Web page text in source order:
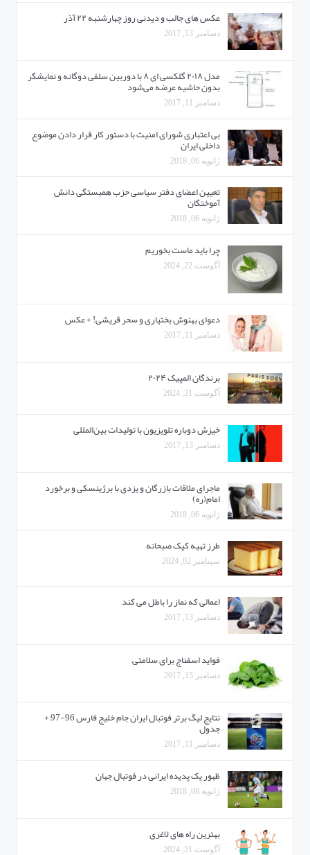
عکس های جالب و دیدنی روز چهارشنبه ۲۲ آذر
دسامبر 13, 2017
مدل ۲۰۱۸ گلکسی ای ۸ با دوربین سلفی دوگانه و نمایشگر
بدون حاشیه عرضه می‌شود
دسامبر 11, 2017
بی اعتباری شورای امنیت با دستور کار قرار دادن موضوع
داخلی ایران
ژانویه 06, 2018
تعیین اعضای دفتر سیاسی حزب همبستگی دانش
آموختگان
ژانویه 06, 2018
چرا باید ماست بخوریم
آگوست 22, 2024
دعوای بهنوش بختیاری و سحر قریشی! + عکس
دسامبر 11, 2017
برندگان المپیک ۲۰۲۴
آگوست 21, 2024
خیزش دوباره تلویزیون با تولیدات بین‌المللی
دسامبر 13, 2017
ماجرای ملاقات بازرگان و یزدی با برژینسکی و برخورد
امام(ره)
ژانویه 06, 2018
طرز تهیه کیک صبحانه
سپتامبر 02, 2024
اعمالی که نماز را باطل می کند
دسامبر 13, 2017
فواید اسفناج برای سلامتی
دسامبر 15, 2017
نتایج لیگ برتر فوتبال ایران جام خلیج فارس 96-97 +
جدول
دسامبر 11, 2017
ظهور یک پدیده ایرانی در فوتبال جهان
ژانویه 08, 2018
بهترین راه های لاغری
آگوست 21, 2024